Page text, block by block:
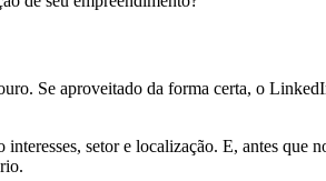
Se aproveitado da forma certa, o
setor e localização. E, antes que